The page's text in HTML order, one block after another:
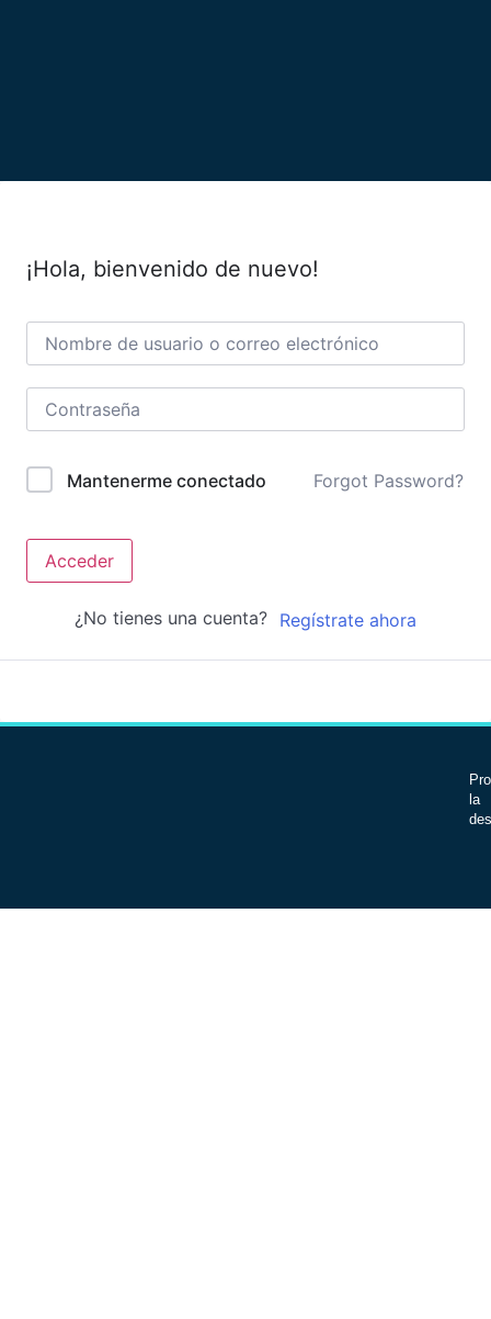
¡Hola, bienvenido de nuevo!
Mantenerme conectado Forgot Password?
Acceder
¿No tienes una cuenta? Regístrate ahora
la